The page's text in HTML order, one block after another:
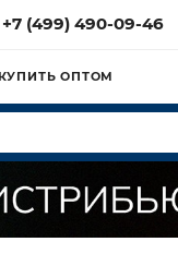
+7 (499) 490-09-46
КУПИТЬ ОПТОМ